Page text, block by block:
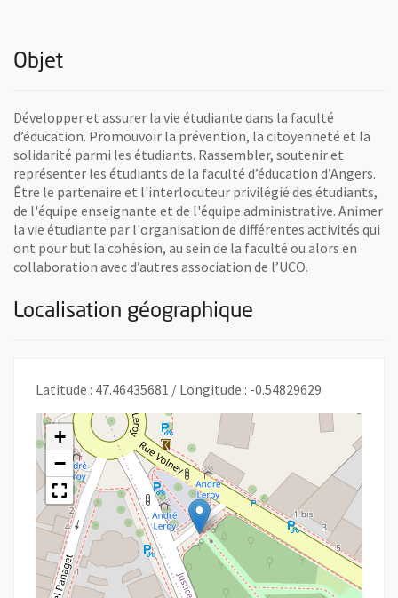
Objet
Développer et assurer la vie étudiante dans la faculté
d’éducation. Promouvoir la prévention, la citoyenneté et la
solidarité parmi les étudiants. Rassembler, soutenir et
représenter les étudiants de la faculté d’éducation d’Angers.
Être le partenaire et l'interlocuteur privilégié des étudiants,
de l'équipe enseignante et de l'équipe administrative. Animer
la vie étudiante par l'organisation de différentes activités qui
ont pour but la cohésion, au sein de la faculté ou alors en
collaboration avec d’autres association de l’UCO.
Localisation géographique
Latitude : 47.46435681 / Longitude : -0.54829629
+
−